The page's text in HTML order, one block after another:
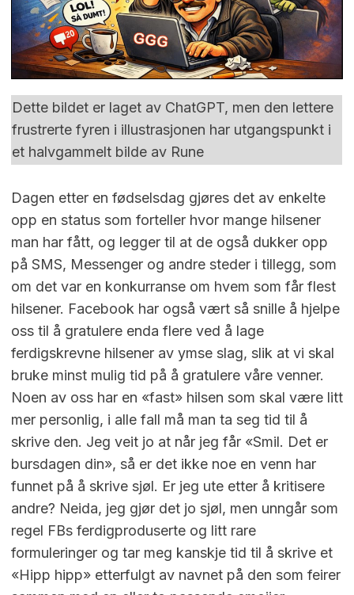
Dette bildet er laget av ChatGPT, men den lettere
frustrerte fyren i illustrasjonen har utgangspunkt i
et halvgammelt bilde av Rune
Dagen etter en fødselsdag gjøres det av enkelte
opp en status som forteller hvor mange hilsener
man har fått, og legger til at de også dukker opp
på SMS, Messenger og andre steder i tillegg, som
om det var en konkurranse om hvem som får flest
hilsener. Facebook har også vært så snille å hjelpe
oss til å gratulere enda flere ved å lage
ferdigskrevne hilsener av ymse slag, slik at vi skal
bruke minst mulig tid på å gratulere våre venner.
Noen av oss har en «fast» hilsen som skal være litt
mer personlig, i alle fall må man ta seg tid til å
skrive den. Jeg veit jo at når jeg får «Smil. Det er
bursdagen din», så er det ikke noe en venn har
funnet på å skrive sjøl. Er jeg ute etter å kritisere
andre? Neida, jeg gjør det jo sjøl, men unngår som
regel FBs ferdigproduserte og litt rare
formuleringer og tar meg kanskje tid til å skrive et
«Hipp hipp» etterfulgt av navnet på den som feirer